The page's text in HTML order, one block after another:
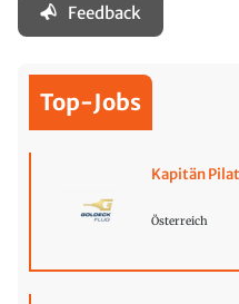
Feedback
Top-Jobs
Kapitän
Österreich